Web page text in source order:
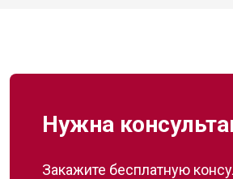
Нужна
Закажите бесплатную